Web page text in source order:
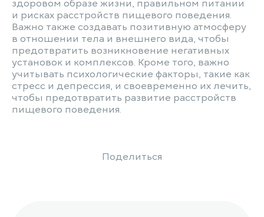
здоровом образе жизни, правильном питании
и рисках расстройств пищевого поведения.
Важно также создавать позитивную атмосферу
в отношении тела и внешнего вида, чтобы
предотвратить возникновение негативных
установок и комплексов. Кроме того, важно
учитывать психологические факторы, такие как
стресс и депрессия, и своевременно их лечить,
чтобы предотвратить развитие расстройств
пищевого поведения.
Поделиться